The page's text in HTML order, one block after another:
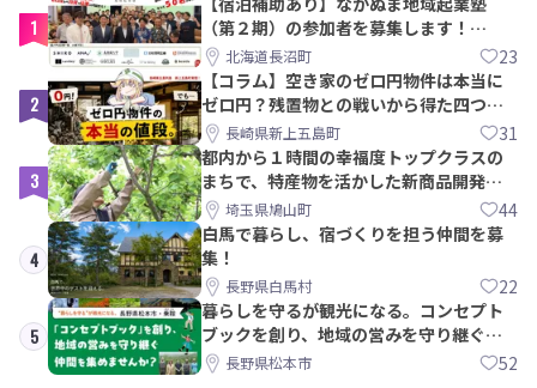
1
（第２期）の参加者を募集します！
【8/21〆】
北海道長沼町 23
2
【コラム】空き家のゼロ円物件は本当に
ゼロ円？残置物との戦いから得た四つの
教訓｜新上五島町
長崎県新上五島町 31
3
都内から１時間の幸福度トップクラスの
まちで、特産物を活かした新商品開発＆
PRメンバー募集！
埼玉県鳩山町 44
4
白馬で暮らし、宿づくりを担う仲間を募
集！
長野県白馬村 22
5
暮らしを守るが観光になる。コンセプト
ブックを創り、地域の営みを守り継ぐ仲
間を集めませんか？
長野県松本市 52